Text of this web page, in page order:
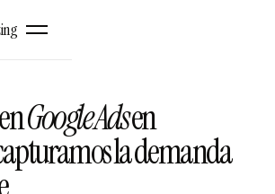
Google Adsen
la demanda